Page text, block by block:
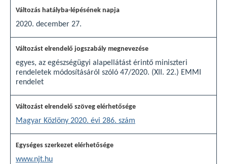
2020. december 27.
egyes, az egészségügyi alapellátást érintő miniszteri
rendeletek módosításáról szóló 47/2020. (XII. 22.) EMMI
rendelet
Magyar Közlöny 2020. évi 286. szám
www.njt.hu